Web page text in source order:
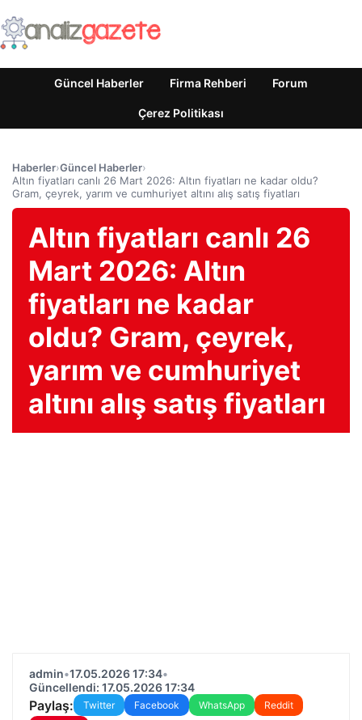
Güncel Haberler Firma Rehberi Forum
Çerez Politikası
Haberler›Güncel Haberler›
Altın fiyatları canlı 26 Mart 2026: Altın fiyatları ne kadar oldu?
Gram, çeyrek, yarım ve cumhuriyet altını alış satış fiyatları
Altın fiyatları canlı 26
Mart 2026: Altın
fiyatları ne kadar
oldu? Gram, çeyrek,
yarım ve cumhuriyet
altını alış satış fiyatları
admin•17.05.2026 17:34•
Güncellendi: 17.05.2026 17:34
Paylaş: Twitter Facebook WhatsApp
Reddit